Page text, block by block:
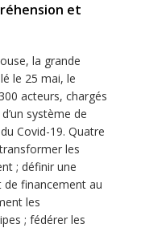
et
la grande
le 25 mai, le
acteurs, chargés
système de
Covid-19. Quatre
les
; définir une
de financement au
les
; fédérer les